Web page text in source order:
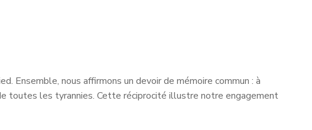
Ensemble, nous affirmons un devoir de mémoire commun : à
toutes les tyrannies. Cette réciprocité illustre notre engagement